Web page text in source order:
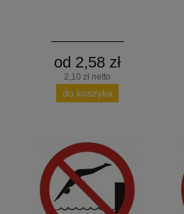
od 2,58 zł
2,10 zł netto
do koszyka